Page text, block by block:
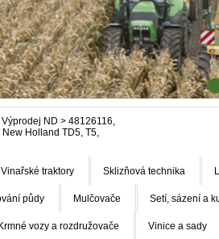
Výprodej ND > 48126116,
Holland TD5, T5,
Vinařské traktory Sklizňová technika
půdy Mulčovače Setí, sázení a
Krmné vozy a rozdružovače Vinice a sady